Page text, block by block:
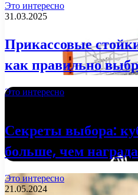
Это интересно
31.03.2025
Прикассовые
как правильно
Это интересно
Секреты выбора:
больше, чем награда
Это интересно
21.05.2024